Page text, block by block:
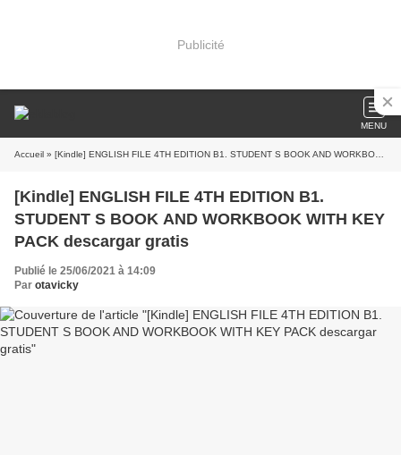
Publicité
MENU
Accueil » [Kindle] ENGLISH FILE 4TH EDITION B1. STUDENT S BOOK AND WORKBOOK WITH KEY PACK descargar gratis
[Kindle] ENGLISH FILE 4TH EDITION B1.
STUDENT S BOOK AND WORKBOOK WITH KEY
PACK descargar gratis
Publié le 25/06/2021 à 14:09
Par otavicky